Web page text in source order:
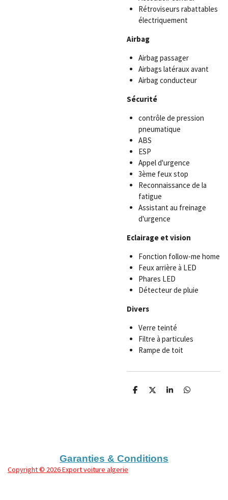
Rétroviseurs rabattables
électriquement
Airbag
Airbag passager
Airbags latéraux avant
Airbag conducteur
Sécurité
contrôle de pression
pneumatique
ABS
ESP
Appel d'urgence
3ème feux stop
Reconnaissance de la
fatigue
Assistant au freinage
d'urgence
Eclairage et vision
Fonction follow-me home
Feux arrière à LED
Phares LED
Détecteur de pluie
Divers
Verre teinté
Filtre à particules
Rampe de toit
P
P
P
P
Garanties & Conditions
Copyright© 2026 Export voiture algerie